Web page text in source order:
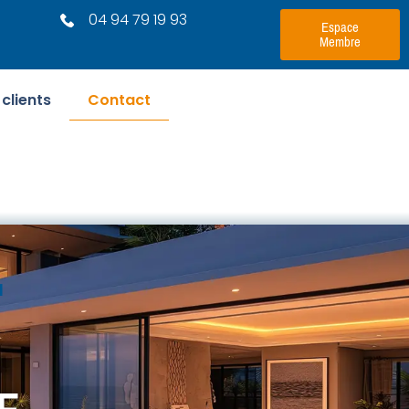
04 94 79 19 93 Espace
Membre
Contact